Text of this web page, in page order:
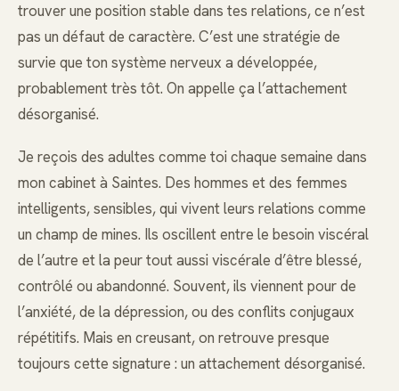
trouver une position stable dans tes relations, ce n’est
pas un défaut de caractère. C’est une stratégie de
survie que ton système nerveux a développée,
probablement très tôt. On appelle ça l’attachement
désorganisé.
Je reçois des adultes comme toi chaque semaine dans
mon cabinet à Saintes. Des hommes et des femmes
intelligents, sensibles, qui vivent leurs relations comme
un champ de mines. Ils oscillent entre le besoin viscéral
de l’autre et la peur tout aussi viscérale d’être blessé,
contrôlé ou abandonné. Souvent, ils viennent pour de
l’anxiété, de la dépression, ou des conflits conjugaux
répétitifs. Mais en creusant, on retrouve presque
toujours cette signature : un attachement désorganisé.